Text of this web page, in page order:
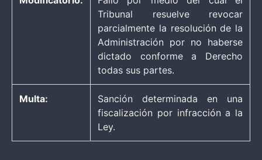
Tribunal resuelve revocar
parcialmente la resolución de la
Administración por no haberse
dictado conforme a Derecho
todas sus partes.
Multa:
Sanción determinada en una
fiscalización por infracción a la
Ley.